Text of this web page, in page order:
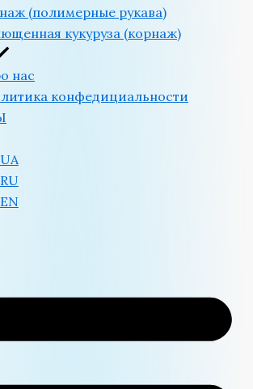
(полимерные рукава)
кукуруза (корнаж)
нас
конфедициальности
UA
RU
EN